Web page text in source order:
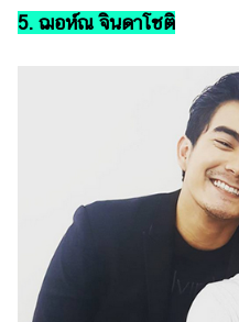
5. ฌอห์ณ จินดาโชติ